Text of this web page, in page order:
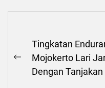
pos
Previous
post:
Tingkatan
Mojokerto Lari
Dengan